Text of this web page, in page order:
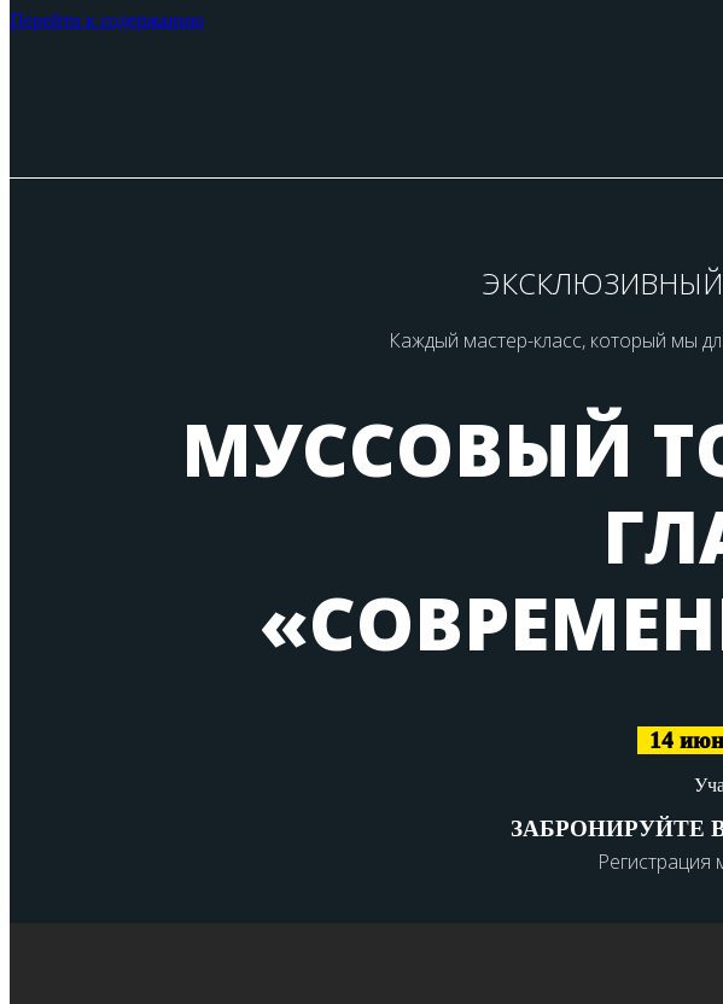
Перейти к содержанию
ЭКСКЛЮЗИВНЫЙ
Каждый мастер-класс, который мы
МУССОВЫЙ
14
ЗАБРОНИРУЙТЕ